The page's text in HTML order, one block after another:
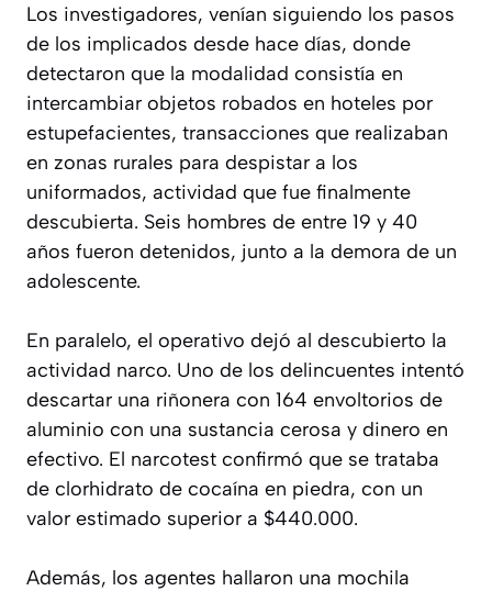
Los investigadores, venían siguiendo los pasos
de los implicados desde hace días, donde
detectaron que la modalidad consistía en
intercambiar objetos robados en hoteles por
estupefacientes, transacciones que realizaban
en zonas rurales para despistar a los
uniformados, actividad que fue finalmente
descubierta. Seis hombres de entre 19 y 40
años fueron detenidos, junto a la demora de un
adolescente.
En paralelo, el operativo dejó al descubierto la
actividad narco. Uno de los delincuentes intentó
descartar una riñonera con 164 envoltorios de
aluminio con una sustancia cerosa y dinero en
efectivo. El narcotest confirmó que se trataba
de clorhidrato de cocaína en piedra, con un
valor estimado superior a $440.000.
Además, los agentes hallaron una mochila